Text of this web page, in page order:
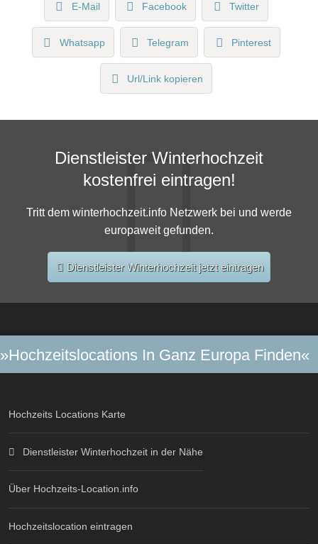
E-Mail Facebook Twitter
Whatsapp Telegram Pinterest
Url/Link kopieren
Dienstleister Winterhochzeit
kostenfrei eintragen!
Tritt dem winterhochzeit.info Netzwerk bei und werde
europaweit gefunden.
Dienstleister Winterhochzeit jetzt eintragen
»Hochzeitslocations In Ganz Europa Finden«
Hochzeits Locations Karte
Dienstleister Winterhochzeit in der Nähe
Über Hochzeits-Location.info
Hochzeitslocation eintragen